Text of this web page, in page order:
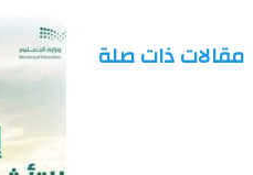
ذات صلة